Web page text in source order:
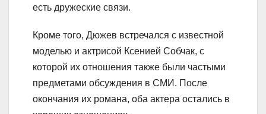
есть дружеские связи.
Кроме того, Дюжев встречался с известной
моделью и актрисой Ксенией Собчак, с
которой их отношения также были частыми
предметами обсуждения в СМИ. После
окончания их романа, оба актера остались в